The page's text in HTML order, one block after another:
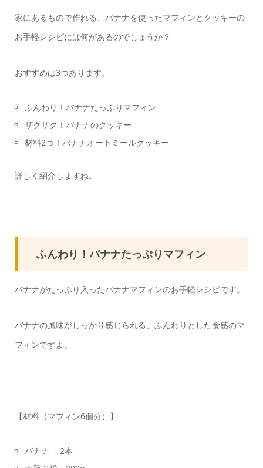
家にあるもので作れる、バナナを使ったマフィンとクッキーの
お手軽レシピには何があるのでしょうか？
おすすめは3つあります。
ふんわり！バナナたっぷりマフィン
ザクザク！バナナのクッキー
材料2つ！バナナオートミールクッキー
詳しく紹介しますね。
ふんわり！バナナたっぷりマフィン
バナナがたっぷり入ったバナナマフィンのお手軽レシピです。
バナナの風味がしっかり感じられる、ふんわりとした食感のマ
フィンですよ。
【材料（マフィン6個分）】
バナナ 2本